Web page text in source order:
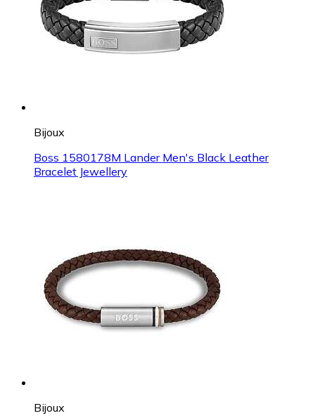
Bijoux
Boss 1580178M Lander Men's Black Leather
Bracelet Jewellery
Bijoux